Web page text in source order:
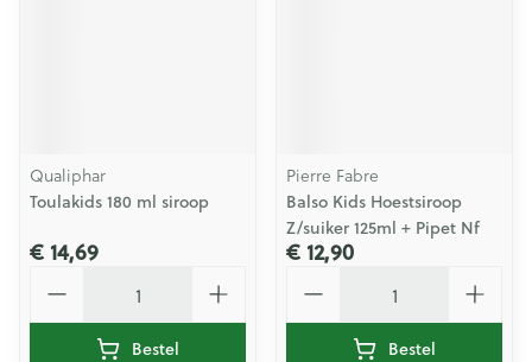
Qualiphar
Toulakids 180 ml siroop
€ 14,69
Bestel
Pierre Fabre
Balso Kids Hoestsiroop
Z/suiker 125ml + Pipet Nf
€ 12,90
Bestel